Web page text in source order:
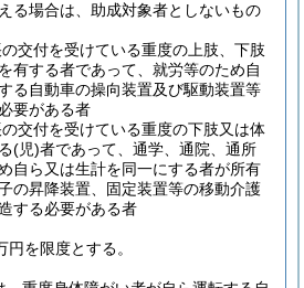
る場合は、助成対象者としないもの
交付を受けている重度の上肢、下肢
有する者であって、就労等のため自
る自動車の操向装置及び駆動装置等
要がある者
交付を受けている重度の下肢又は体
(児)者であって、通学、通院、通所
自ら又は生計を同一にする者が所有
の昇降装置、固定装置等の移動介護
する必要がある者
を限度とする。